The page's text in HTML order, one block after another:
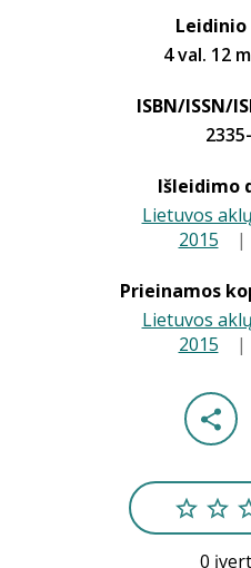
4 val. 12
ISBN/ISSN/
Išleidimo
Lietuvos
2015 |
Prieinamos
Lietuvos
2015 |
0